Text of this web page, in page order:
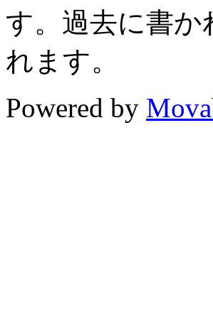
す。過去に書か
れます。
Powered by